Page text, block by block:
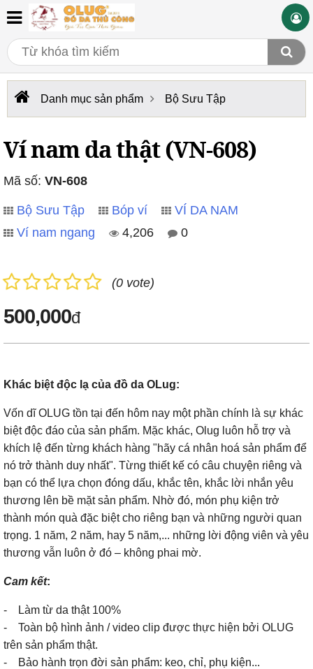
Danh mục sản phẩm Bộ Sưu Tập
Ví nam da thật (VN-608)
Mã số: VN-608
Bộ Sưu Tập Bóp ví
VÍ DA NAM
Ví nam ngang
4,206 0
(0 vote)
500,000đ
Khác biệt độc lạ của đồ da OLug:
Vốn dĩ OLUG tồn tại đến hôm nay một phần chính là sự khác
biệt độc đáo của sản phẩm. Mặc khác, Olug luôn hỗ trợ và
khích lệ đến từng khách hàng "hãy cá nhân hoá sản phẩm để
nó trở thành duy nhất". Từng thiết kế có câu chuyện riêng và
bạn có thể lựa chọn đóng dấu, khắc tên, khắc lời nhắn yêu
thương lên bề mặt sản phẩm. Nhờ đó, món phụ kiện trở
thành món quà đặc biệt cho riêng bạn và những người quan
trọng. 1 năm, 2 năm, hay 5 năm,... những lời động viên và yêu
thương vẫn luôn ở đó – không phai mờ.
Cam kết:
- Làm từ da thật 100%
- Toàn bộ hình ảnh / video clip được thực hiện bởi OLUG
trên sản phẩm thật.
- Bảo hành trọn đời sản phẩm: keo, chỉ, phụ kiện...